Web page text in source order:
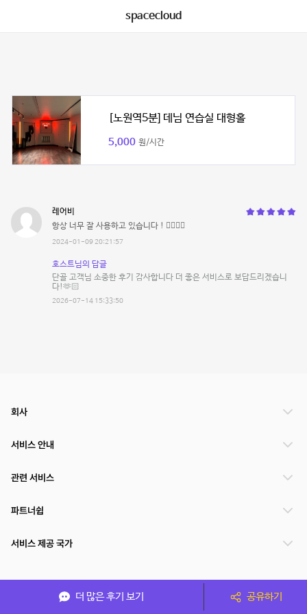
spacecloud
[노원역5분] 데님 연습실 대형홀
5,000 원/시간
레어비
항상 너무 잘 사용하고 있습니다 ! 👍🏻👍🏻
2024-01-09 20:21:57
호스트님의 답글
단골 고객님 소중한 후기 감사합니다 더 좋은 서비스로 보답드리겠습니
다!🫶🏻
2026-07-14 15:33:50
더 많은 후기 보기 공유하기
회사
서비스 안내
관련 서비스
파트너쉽
서비스 제공 국가
(주)NSPACE 사업자정보